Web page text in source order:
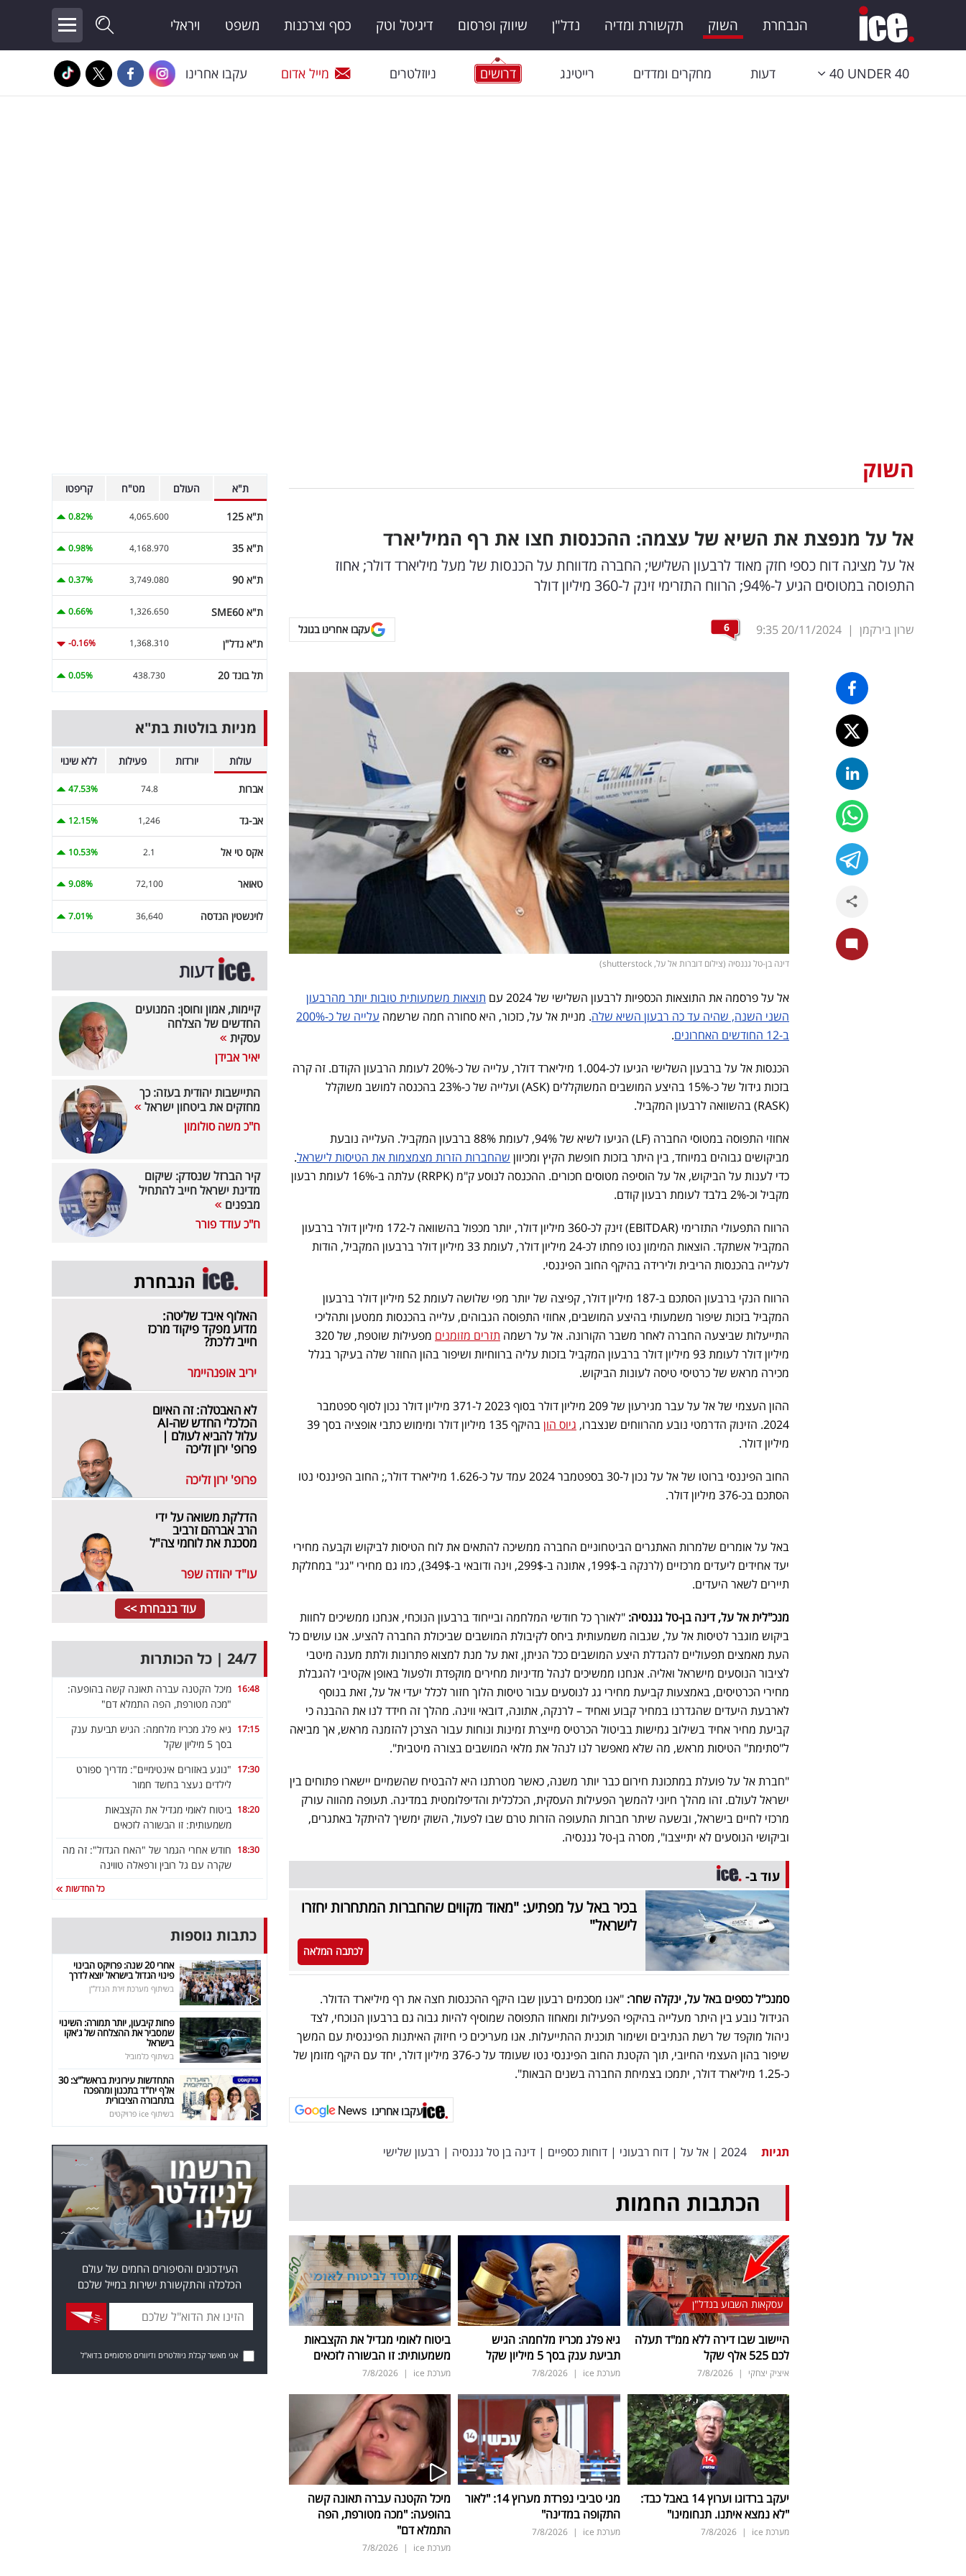
הנבחרת השוק תקשורת ומדיה נדל"ן שיווק ופרסום דיגיטל וטק כסף וצרכנות משפט ויראלי
40 UNDER 40 דעות מחקרים ומדדים רייטינג דרושים ניוזלטרים מייל אדום עקבו אחרינו
השוק
אל על מנפצת את השיא של עצמה: ההכנסות חצו את רף המיליארד
אל על מציגה דוח כספי חזק מאוד לרבעון השלישי; החברה מדווחת על הכנסות של מעל מיליארד דולר; אחוז
התפוסה במטוסים הגיע ל-94%; הרווח התזרימי זינק ל-360 מיליון דולר
שרון בירקמן |
20/11/2024
9:35
6 עקבו אחרינו בגוגל
דינה בן-טל גננסיה (צילום דוברות אל על, shutterstock)
אל על פרסמה את התוצאות הכספיות לרבעון השלישי של 2024 עם
תוצאות משמעותית טובות יותר מהרבעון
השני השנה, שהיה עד כה רבעון השיא שלה. מניית אל על, כזכור, היא סחורה חמה שרשמה
עלייה של כ-200%
ב-12 החודשים האחרונים
.
הכנסות אל על ברבעון השלישי הגיעו לכ-1.004 מיליארד דולר, עלייה של כ-20% לעומת הרבעון הקודם. זה קרה
בזכות גידול של כ-15% בהיצע המושבים המשוקללים (ASK) ועלייה של כ-23% בהכנסה למושב משוקלל
(RASK) בהשוואה לרבעון המקביל.
אחוזי התפוסה במטוסי החברה (LF) הגיעו לשיא של 94%, לעומת 88% ברבעון המקביל. העלייה נובעת
מביקושים גבוהים במיוחד, בין היתר בזכות חופשת הקיץ ומכיוון שהחברות הזרות מצמצמות את הטיסות לישראל.
כדי לענות על הביקוש, אל על הוסיפה מטוסים חכורים. ההכנסה לנוסע ק"מ (RRPK) עלתה ב-16% לעומת רבעון
מקביל וכ-2% בלבד לעומת רבעון קודם.
הרווח התפעולי התזרימי (EBITDAR) זינק לכ-360 מיליון דולר, יותר מכפול בהשוואה ל-172 מיליון דולר ברבעון
המקביל אשתקד. הוצאות המימון נטו פחתו לכ-24 מיליון דולר, לעומת 33 מיליון דולר ברבעון המקביל, הודות
לעלייה בהכנסות הריבית ולירידה בהיקף החוב הפיננסי.
הרווח הנקי ברבעון הסתכם ב-187 מיליון דולר, קפיצה של יותר מפי שלושה לעומת 52 מיליון דולר ברבעון
המקביל בזכות שיפור משמעותי בהיצע המושבים, אחוזי התפוסה הגבוהים, עלייה בהכנסות ממטען ותהליכי
התייעלות שביצעה החברה לאחר משבר הקורונה. אל על רשמה תזרים מזומנים
מפעילות שוטפת, של 320
מיליון דולר לעומת 93 מיליון דולר ברבעון המקביל בזכות עליה ברווחיות ושיפור בהון החוזר שלה בעיקר בגלל
מכירה מראש של כרטיסי טיסה לעונות הביקוש.
ההון העצמי של אל על עבר מגירעון של 209 מיליון דולר בסוף 2023 ל-371 מיליון דולר נכון לסוף ספטמבר
2024. הזינוק הדרמטי נובע מהרווחים שנצברו,
גיוס הון
בהיקף 135 מיליון דולר ומימוש כתבי אופציה בסך 39
מיליון דולר.
החוב הפיננסי ברוטו של אל על נכון ל-30 בספטמבר 2024 עמד על כ-1.626 מיליארד דולר,; החוב הפיננסי נטו
הסתכם בכ-376 מיליון דולר.
באל על אומרים שלמרות האתגרים הביטחוניים החברה ממשיכה להתאים את לוח הטיסות לביקוש וקבעה מחירי
יעד אחידים ליעדים מרכזיים (לרנקה ב-199$, אתונה ב-299$, וינה ודובאי ב-349$), כמו גם מחירי "גג" במחלקת
תיירים לשאר היעדים.
מנכ"לית אל על, דינה בן-טל גננסיה: "לאורך כל חודשי המלחמה ובייחוד ברבעון הנוכחי, אנחנו ממשיכים לחוות
ביקוש מוגבר לטיסות אל על, שגבוה משמעותית ביחס לקיבולת המושבים שביכולת החברה להציע. אנו עושים כל
העת מאמצים תפעוליים להגדלת היצע המושבים ככל הניתן, זאת על מנת למצוא פתרונות ולתת מענה מיטבי
לציבור הנוסעים מישראל ואליה. אנחנו ממשיכים לנהל מדיניות מחירים מוקפדת ולפעול באופן אקטיבי להגבלת
מחירי הכרטיסים, באמצעות קביעת מחירי גג לנוסעים עבור טיסות הלוך חזור לכלל יעדי אל על, זאת בנוסף
לארבעת היעדים שהגדרנו במחיר קבוע ואחיד – לרנקה, אתונה, דובאי ווינה. מהלך זה חידד לנו את ההבנה כי
קביעת מחיר אחיד בשילוב גמישות בביטול הכרטיס מייצרת זמינות ונוחות עבור הצרכן להזמנה מראש, אך מביאה
ל"סתימת" הטיסות מראש, מה שלא מאפשר לנו לנהל את מלאי המושבים בצורה מיטבית".
"חברת אל על פועלת במתכונת חירום כבר יותר משנה, כאשר מטרתנו היא להבטיח שהשמיים יישארו פתוחים בין
ישראל לעולם. זהו מהלך חיוני להמשך הפעילות העסקית, הכלכלית והדיפלומטית במדינה. תעופה מהווה עורק
מרכזי לחיים בישראל, ובשעה שיתר חברות התעופה הזרות טרם שבו לפעול, השוק ימשיך להיתקל באתגרים,
וביקושי הנוסעים לא יתייצבו", מסרה בן-טל גננסיה.
עוד ב-
בכיר באל על מפתיע: "מאוד מקווים שהחברות המתחרות יחזרו
לישראל"
לכתבה המלאה
סמנכ"ל כספים באל על, ינקלה שחר: "אנו מסכמים רבעון שבו היקף ההכנסות חצה את רף מיליארד הדולר.
הגידול נובע בין היתר מעלייה בהיקפי הפעילות ומאחוז התפוסה שמוסיף להיות גבוה גם ברבעון הנוכחי, לצד
ניהול מוקפד של רשת הנתיבים ושימור תוכנית ההתייעלות. אנו מעריכים כי חיזוק האיתנות הפיננסית עם המשך
שיפור בהון העצמי החיובי, תוך הקטנת החוב הפיננסי נטו שעומד על כ-376 מיליון דולר, יחד עם היקף מזומן של
כ-1.25 מיליארד דולר, יתמכו בצמיחת החברה בשנים הבאות".
עקבו אחרינו
תגיות 2024
| אל על | דוח רבעוני | דוחות כספיים | דינה בן טל גננסיה | רבעון שלישי
הכתבות החמות
עסקאות השבוע בנדל"ן
היישוב שבו דירה ללא ממ"ד תעלה
לכם 525 אלף שקל
איציק יצחקי |
7/8/2026
גיא פלג מכריז מלחמה: הגיש
תביעת ענק בסך 5 מיליון שקל
מערכת ice |
7/8/2026
ביטוח לאומי מגדיל את הקצבאות
משמעותית: זו הבשורה לזכאים
מערכת ice |
7/8/2026
יעקב ברדוגו וערוץ 14 באבל כבד:
"לא נמצא איתנו. תנחומינו"
מערכת ice |
7/8/2026
מגי טביבי נפרדת מערוץ 14: "לאור
התקופה במדינה"
מערכת ice |
7/8/2026
מיכל הקטנה עברה תאונה קשה
בהופעה: "מכה מטורפת, הפה
התמלא דם"
מערכת ice |
7/8/2026
ת"א העולם מט"ח קריפטו
ת"א 125 4,065.600
0.82%
ת"א 35 4,168.970
0.98%
ת"א 90 3,749.080
0.37%
ת"א SME60 1,326.650
0.66%
ת"א נדל"ן 1,368.310
-0.16%
תל בונד 20 438.730
0.05%
מניות בולטות בת"א
עולות יורדות פעילות ללא שינוי
אברות 74.8
47.53%
אב-גד 1,246
12.15%
אקס טי אל 2.1
10.53%
טאואר 72,100
9.08%
לוינשטין הנדסה 36,640
7.01%
דעות
קיימות, אמון וחוסן: המנועים
החדשים של הצלחה
עסקית
יאיר אבידן
התיישבות יהודית בעזה: כך
מחזקים את ביטחון ישראל
ח"כ משה סולומון
קיר הברזל שנסדק: שיקום
מדינת ישראל חייב להתחיל
מבפנים
ח"כ עודד פורר
הנבחרת
האלוף איבד שליטה:
מדוע מפקד פיקוד מרכז
חייב ללכת?
יריב אופנהיימר
לא האבטלה: זה האיום
הכלכלי החדש שה-AI
עלול להביא לעולם |
פרופ' ירון זליכה
פרופ' ירון זליכה
הדלקת משואה על ידי
הרב אברהם זרביב
מסכנת את לוחמי צה"ל
עו"ד יהודה שפר
עוד בנבחרת >>
24/7 | כל הכותרות
16:48 מיכל הקטנה עברה תאונה קשה בהופעה:
"מכה מטורפת, הפה התמלא דם"
17:15 גיא פלג מכריז מלחמה: הגיש תביעת ענק
בסך 5 מיליון שקל
17:30 "נוגע באזורים אינטימיים": מדריך ספורט
לילדים נעצר בחשד חמור
18:20 ביטוח לאומי מגדיל את הקצבאות
משמעותית: זו הבשורה לזכאים
18:30 חודש אחרי הגמר של "האח הגדול": זה מה
שקרה עם גל רובין ורפאלה טווינה
כל החדשות
כתבות נוספות
אחרי 20 שנה: פרויקט הבינוי
פינוי הגדול בישראל יוצא לדרך
בשיתוף מערכת זירת הנדל"ן
פחות קיבעון, יותר תמורה: השינוי
שמסביר את ההצלחה של ג'אקו
בישראל
בשיתוף כלמוביל
התחדשות עירונית בראשל"צ: 30
אלף יח"ד בתכנון ומהפכה
בתחבורה הציבורית
בשיתוף ice פרויקטים
העידכונים והסיפורים החמים של עולם
הכלכלה והתקשורת ישירות במייל שלכם
אני מאשר קבלת ניוזלטרים ודיוורים פרסומיים בדוא"ל